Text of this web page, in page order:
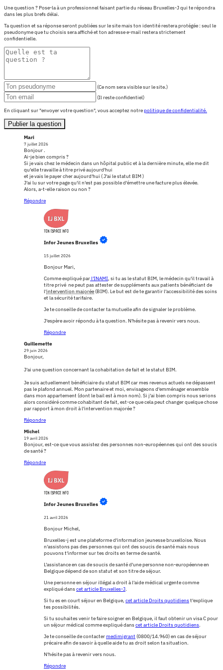
Une question ? Pose-la à un professionnel faisant partie du réseau Bruxelles-J qui te répondra
dans les plus brefs délai.
Ta question et sa réponse seront publiées sur le site mais ton identité restera protégée : seul le
pseudonyme que tu choisis sera affiché et ton adresse e-mail restera strictement
confidentielle.
(Ce nom sera visible sur le site.)
(Il reste confidentiel)
En cliquant sur "envoyer votre question", vous acceptez notrepolitique de confidentialité.
Publier la question
Mari
7 juillet 2026
Bonjour .
Ai-je bien compris ?
Si je vais chez le médecin dans un hôpital public et à la dernière minute, elle me dit
qu'elle travaille à titre privé aujourd'hui
et je vais le payer cher aujourd'hui ( J'ai le statut BIM )
J'ai lu sur votre page qu'il n'est pas possible d'émettre une facture plus élevée.
Alors, a-t-elle raison ou non ?
Répondre
Infor Jeunes Bruxelles
15 juillet 2026
Bonjour Mari,
Comme expliqué parl'INAMI, si tu as le statut BIM, le médecin qu'il travail à
titre privé ne peut pas attester de suppléments aux patients bénéficiant de
l'intervention majorée(BIM). Le but est de te garantir l'accessibilité des soins
et la sécurité tarifaire.
Je te conseille de contacter ta mutuelle afin de signaler le problème.
J'espère avoir répondu à ta question. N'hésite pas à revenir vers nous.
Répondre
Guillemette
29 juin 2026
Bonjour,
J'ai une question concernant la cohabitation de fait et le statut BIM.
Je suis actuellement bénéficiaire du statut BIM car mes revenus actuels ne dépassent
pas le plafond annuel. Mon partenaire et moi, envisageons d'emménager ensemble
dans mon appartement (dont le bail est à mon nom). Si j'ai bien compris nous serions
alors considéré comme cohabitant de fait, est-ce que cela peut changer quelque chose
par rapport à mon droit à l'intervention majorée ?
Répondre
Michel
19 avril 2026
Bonjour, est-ce que vous assistez des personnes non-européennes qui ont des soucis
de santé ?
Répondre
Infor Jeunes Bruxelles
21 avril 2026
Bonjour Michel,
Bruxelles-j est une plateforme d'information jeunesse bruxelloise. Nous
n'assistons pas des personnes qui ont des soucis de santé mais nous
pouvons t'informer sur tes droits en terme de santé.
L'assistance en cas de soucis de santé d'une personne non-européenne en
Belgique dépend de son statut et son titre de séjour.
Une personne en séjour illégal a droit à l'aide médical urgente comme
expliqué danscet article Bruxelles-J.
Si tu es en court séjour en Belgique, cet article Droits quotidienst'explique
tes possibilités.
Si tu souhaites venir te faire soigner en Belgique, il faut obtenir un visa C pour
un séjour médical comme expliqué danscet article Droits quotidiens.
Je te conseille de contactermedimigrant (0800/14.960) en cas de séjour
précaire afin de savoir à quelle aide tu as droit selon ta situation.
N'hésite pas à revenir vers nous.
Répondre